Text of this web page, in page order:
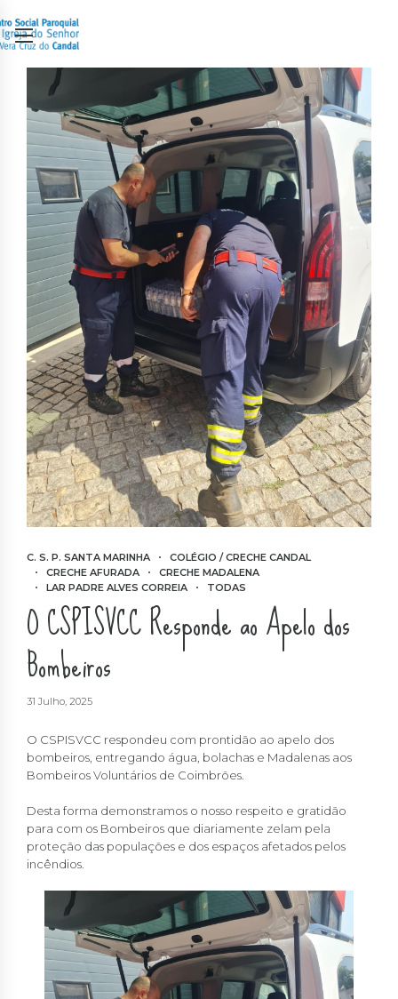
C. S. P. SANTA MARINHA
COLÉGIO / CRECHE CANDAL
CRECHE AFURADA
CRECHE MADALENA
LAR PADRE ALVES CORREIA
TODAS
O CSPISVCC Responde ao Apelo dos
Bombeiros
31 Julho, 2025
O CSPISVCC respondeu com prontidão ao apelo dos
bombeiros, entregando água, bolachas e Madalenas aos
Bombeiros Voluntários de Coimbrões.
Desta forma demonstramos o nosso respeito e gratidão
para com os Bombeiros que diariamente zelam pela
proteção das populações e dos espaços afetados pelos
incêndios.